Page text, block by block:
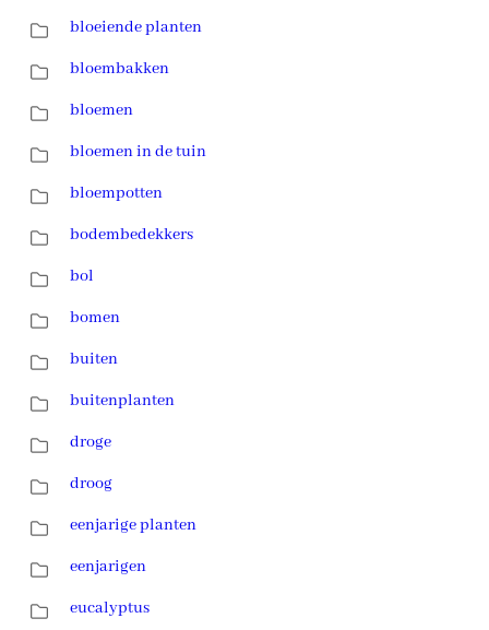
bloeiende planten
bloembakken
bloemen
bloemen in de tuin
bloempotten
bodembedekkers
bol
bomen
buiten
buitenplanten
droge
droog
eenjarige planten
eenjarigen
eucalyptus